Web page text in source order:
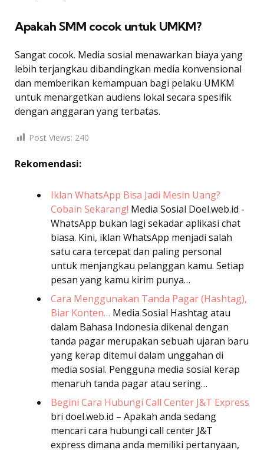
Apakah SMM cocok untuk UMKM?
Sangat cocok. Media sosial menawarkan biaya yang
lebih terjangkau dibandingkan media konvensional
dan memberikan kemampuan bagi pelaku UMKM
untuk menargetkan audiens lokal secara spesifik
dengan anggaran yang terbatas.
Post Views: 240
Rekomendasi:
Iklan WhatsApp Bisa Jadi Mesin Uang?
Cobain Sekarang! Media Sosial Doel.web.id -
WhatsApp bukan lagi sekadar aplikasi chat
biasa. Kini, iklan WhatsApp menjadi salah
satu cara tercepat dan paling personal
untuk menjangkau pelanggan kamu. Setiap
pesan yang kamu kirim punya…
Cara Menggunakan Tanda Pagar (Hashtag),
Biar Konten… Media Sosial Hashtag atau
dalam Bahasa Indonesia dikenal dengan
tanda pagar merupakan sebuah ujaran baru
yang kerap ditemui dalam unggahan di
media sosial. Pengguna media sosial kerap
menaruh tanda pagar atau sering…
Begini Cara Hubungi Call Center J&T Express
bri doel.web.id – Apakah anda sedang
mencari cara hubungi call center J&T
express dimana anda memiliki pertanyaan,